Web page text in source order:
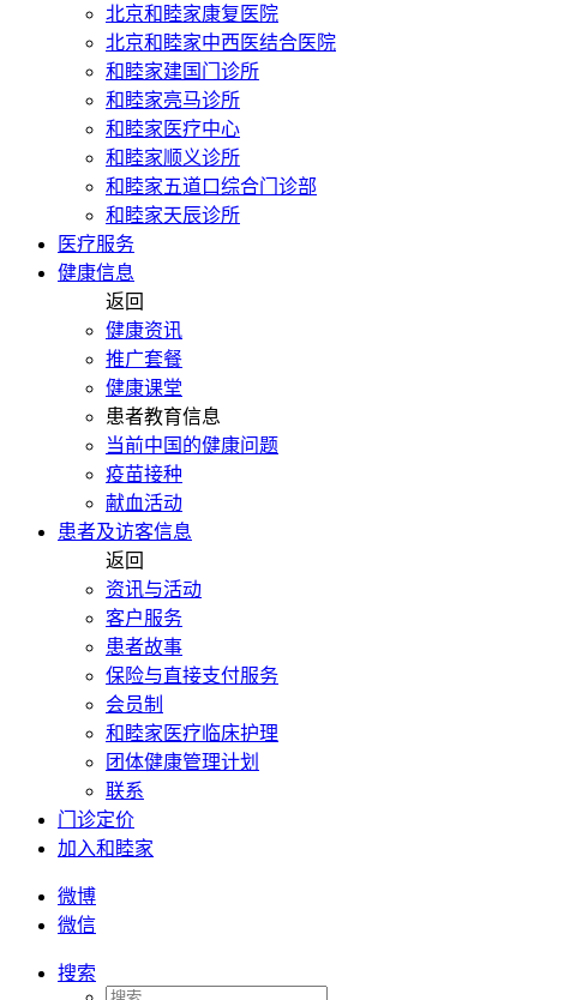
北京和睦家康复医院
北京和睦家中西医结合医院
和睦家建国门诊所
和睦家亮马诊所
和睦家医疗中心
和睦家顺义诊所
和睦家五道口综合门诊部
和睦家天辰诊所
医疗服务
健康信息
返回
健康资讯
推广套餐
健康课堂
患者教育信息
当前中国的健康问题
疫苗接种
献血活动
患者及访客信息
返回
资讯与活动
客户服务
患者故事
保险与直接支付服务
会员制
和睦家医疗临床护理
团体健康管理计划
联系
门诊定价
加入和睦家
微博
微信
搜索